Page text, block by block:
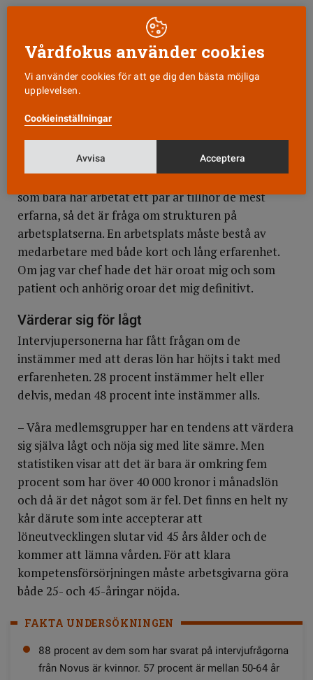
Erfaren efter ett par år
Vårdförbundets viktigaste yrkande i avtalsrörelsen
är 10 000 kronor mer till ”särskilt yrkesskickliga”
och man har räknat med att det kan komma att
gälla var fjärde medlem. Novus-undersökningen
visar att hela 85 procent av de tillfrågade ser sig
själva som erfarna personer som kan ge kolleger
– Min tolkning är att det är ett uttryck för att de
som bara har arbetat ett par år tillhör de mest
erfarna, så det är fråga om strukturen på
arbetsplatserna. En arbetsplats måste bestå av
medarbetare med både kort och lång erfarenhet.
Om jag var chef hade det här oroat mig och som
patient och anhörig oroar det mig definitivt.
Värderar sig för lågt
Intervjupersonerna har fått frågan om de
instämmer med att deras lön har höjts i takt med
erfarenheten. 28 procent instämmer helt eller
delvis, medan 48 procent inte instämmer alls.
– Våra medlemsgrupper har en tendens att värdera
sig själva lågt och nöja sig med lite sämre. Men
statistiken visar att det är bara är omkring fem
procent som har över 40 000 kronor i månadslön
och då är det något som är fel. Det finns en helt ny
kår därute som inte accepterar att
löneutvecklingen slutar vid 45 års ålder och de
kommer att lämna vården. För att klara
kompetensförsörjningen måste arbetsgivarna göra
både 25- och 45-åringar nöjda.
FAKTA UNDERSÖKNINGEN
88 procent av dem som har svarat på intervjufrågorna
från Novus är kvinnor. 57 procent är mellan 50-64 år
Vårdfokus använder cookies
Vi använder cookies för att ge dig den bästa möjliga
upplevelsen.
Cookieinställningar
Avvisa Acceptera